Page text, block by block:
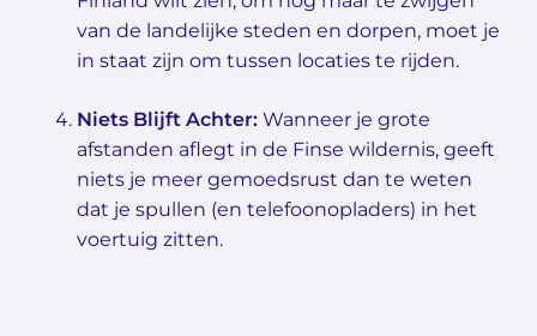
van de landelijke steden en dorpen, moet je
in staat zijn om tussen locaties te rijden.
Niets Blijft Achter: Wanneer je grote
afstanden aflegt in de Finse wildernis, geeft
niets je meer gemoedsrust dan te weten
dat je spullen (en telefoonopladers) in het
voertuig zitten.